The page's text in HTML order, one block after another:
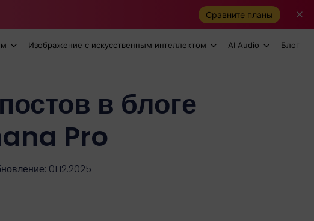
Сравните планы
Изображение с искусственным интеллектом AI Audio Блог
в блоге
Pro
01.12.2025